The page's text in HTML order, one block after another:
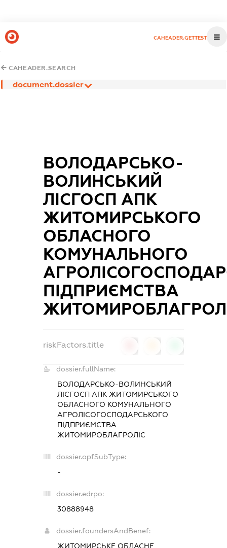
CAHEADER.GETTEST
CAHEADER.SEARCH
document.dossier
ВОЛОДАРСЬКО-
ВОЛИНСЬКИЙ
ЛІСГОСП АПК
ЖИТОМИРСЬКОГО
ОБЛАСНОГО
КОМУНАЛЬНОГО
ПІДПРИЄМСТВА
riskFactors.title
dossier.fullName:
ВОЛОДАРСЬКО-ВОЛИНСЬКИЙ
ЛІСГОСП АПК ЖИТОМИРСЬКОГО
ОБЛАСНОГО КОМУНАЛЬНОГО
АГРОЛІСОГОСПОДАРСЬКОГО
ПІДПРИЄМСТВА
ЖИТОМИРОБЛАГРОЛІС
dossier.opfSubType:
-
dossier.edrpo:
30888948
dossier.foundersAndBenef:
ЖИТОМИРСЬКЕ ОБЛАСНЕ